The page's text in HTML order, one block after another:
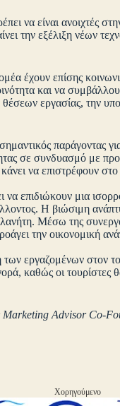
να είναι ανοιχτές
την εξέλιξη νέων
έχουν επίσης
και να
εργασίας, την
παράγοντας
σε συνδυασμό με
να επιστρέφουν
να επιδιώκουν μια
Η βιώσιμη
Μέσω της
την οικονομική
εργαζομένων στον
καθώς οι τουρίστες
Marketing Advisor Co-
Χορηγούμενο